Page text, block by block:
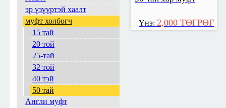
эр үзүүртэй хаалт
муфт холбогч
15 тай
20 той
25-тай
32 той
40 тэй
50 тай
Англи муфт
Үнэ: 2,000 ТӨГРӨГ